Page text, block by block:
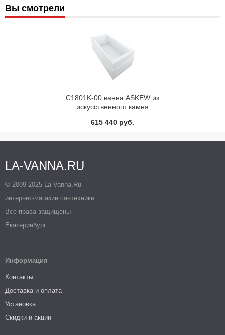
Вы смотрели
C1801K-00 ванна ASKEW из
искусственного камня
615 440 руб.
LA-VANNA.RU
© 2009-2025 La-Vanna.Ru
интернет-магазин сантехники
Все права защищены
Екатеринбург
Информация
Контакты
Доставка и оплата
Установка
Скидки и акции